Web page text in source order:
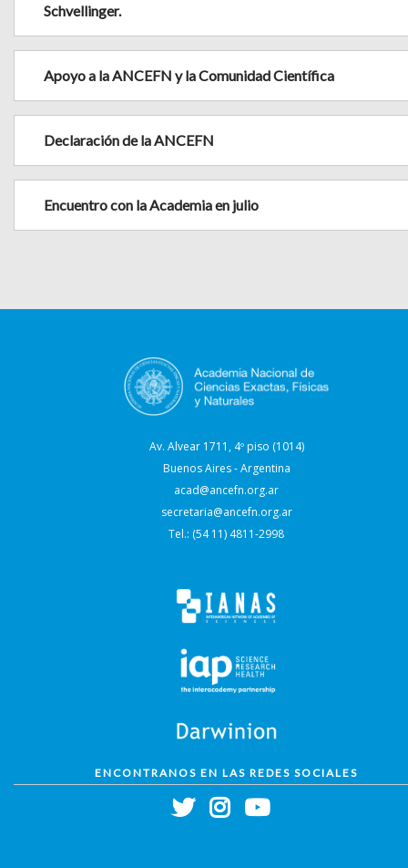
Schvellinger.
Apoyo a la ANCEFN y la Comunidad Científica
Declaración de la ANCEFN
Encuentro con la Academia en julio
Av. Alvear 1711, 4º piso (1014)
Buenos Aires - Argentina
acad@ancefn.org.ar
secretaria@ancefn.org.ar
Tel.: (54 11) 4811-2998
ENCONTRANOS EN LAS REDES SOCIALES